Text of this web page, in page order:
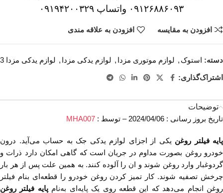
۰۹۱۲۶۸۸۶۰۹۳ واتساپ ۰۹۱۹۴۲۰۰۳۲۹
افزودن به مقایسه افزودن به علاقه مندی
دسته: استوک , لوازم موتوری مزدا , لوازم یدکی مزدا , لوازم یدکی مزدا 3
اشتراک‌گذاری:
توضیحات
تاریخ بروز رسانی : 2024/04/06 – توسط :
MHA007
پایه فیلتر روغن یکی از اجزای لوازم یدکی جک به حساب می‌آید. درون
خودرو روغن بصورت مداوم در جریان است که گاهی امکان دارد ذرات و
گردوغبار وارد روغن شوند و ان را آلوده کنند. به همین علت پس از هر بار
چرخش تصفیه شوند. کار تمیز کردن روغن خودرو را قطعه‌ای بنام فیلتر
روغن انجام می‌دهد که این قطعه روی یک پایه‌ای به‌نام پایه فیلتر روغن